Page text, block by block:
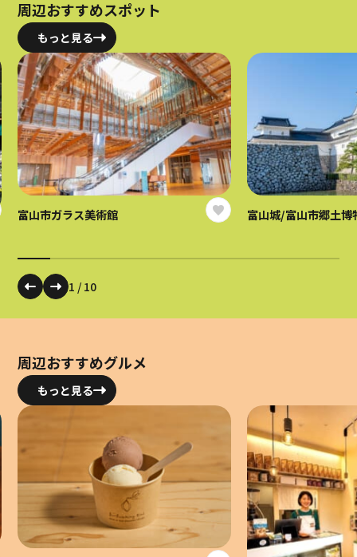
周辺おすすめスポット
もっと見る
富山市ガラス美術館 富山城/富山市郷土博
1 / 10
周辺おすすめグルメ
もっと見る